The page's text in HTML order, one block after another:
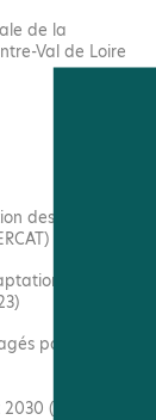
de la
Val de Loire
des milieux
(49)
fondées
pour la
(11)